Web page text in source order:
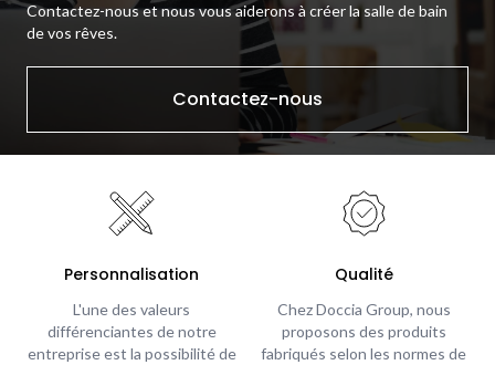
Contactez-nous et nous vous aiderons à créer la salle de bain
de vos rêves.
Contactez-nous
Personnalisation
L'une des valeurs
différenciantes de notre
entreprise est la possibilité de
Qualité
Chez Doccia Group, nous
proposons des produits
fabriqués selon les normes de